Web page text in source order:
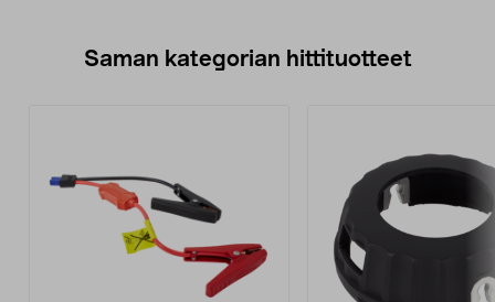
Saman kategorian hittituotteet